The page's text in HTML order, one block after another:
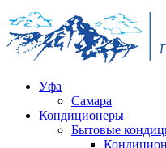
Уфа
Самара
Кондиционеры
Бытовые